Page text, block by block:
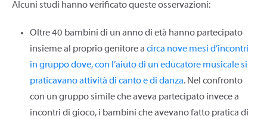
Alcuni studi hanno verificato queste osservazioni:
Oltre 40 bambini di un anno di età hanno partecipato
insieme al proprio genitore a circa nove mesi d’incontri
in gruppo dove, con l’aiuto di un educatore musicale si
praticavano attività di canto e di danza. Nel confronto
con un gruppo simile che aveva partecipato invece a
incontri di gioco, i bambini che avevano fatto pratica di